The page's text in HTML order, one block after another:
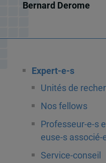
Bernard Derome
Expert-e-s
Unités de
Nos fellows
Professeur-e-s
euse-s associé-
Service-conseil